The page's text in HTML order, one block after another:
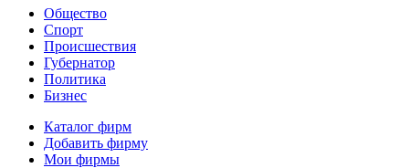
Общество
Спорт
Происшествия
Губернатор
Политика
Бизнес
Каталог фирм
Добавить фирму
Мои фирмы